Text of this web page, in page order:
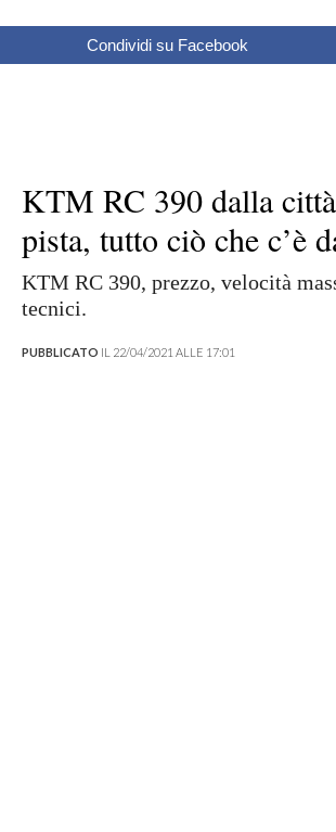
Condividi su Facebook
KTM RC 390 dalla
pista, tutto ciò che c’è
KTM RC 390, prezzo, velocità
tecnici.
PUBBLICATO IL 22/04/2021 ALLE 17:01